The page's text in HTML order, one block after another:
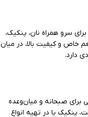
سرو همراه نان، پنکیک،
خاص و کیفیت بالا، در میان
دارد.
برای صبحانه و میان‌وعده
پنکیک یا در تهیه انواع